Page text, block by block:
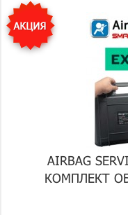
AIRBAG
КОМПЛЕКТ